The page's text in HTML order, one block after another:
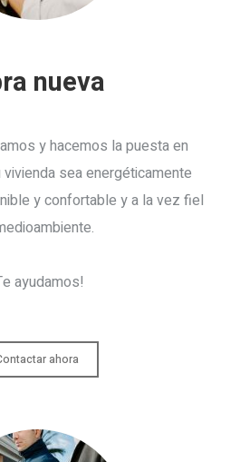
nueva
y hacemos la puesta en
vivienda sea energéticamente
y confortable y a la vez fiel
ayudamos!
ahora